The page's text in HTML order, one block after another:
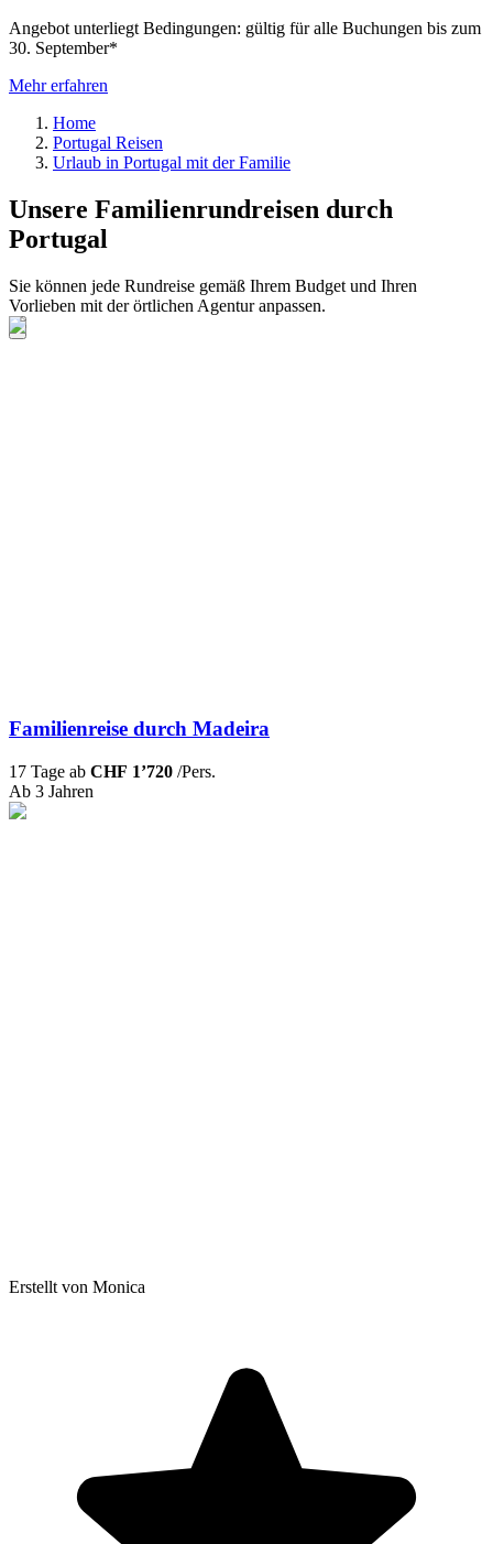
Angebot unterliegt Bedingungen: gültig für alle Buchungen bis zum
30. September*
Mehr erfahren
Home
Portugal Reisen
Urlaub in Portugal mit der Familie
Unsere Familienrundreisen durch
Portugal
Sie können jede Rundreise gemäß Ihrem Budget und Ihren
Vorlieben mit der örtlichen Agentur anpassen.
Familienreise durch Madeira
17 Tage ab CHF 1’720 /Pers.
Ab 3 Jahren
Erstellt von Monica